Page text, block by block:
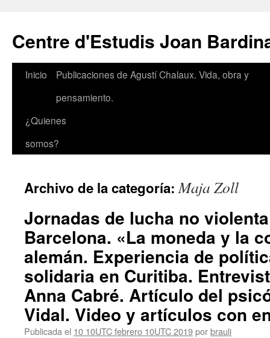
contenido
Centre d'Estudis Joan
Inicio
Publicaciones de Agustí Chalaux. Vida, obra y
pensamiento.
¿Quienes
somos?
Archivo de la categoría:Maja Zoll
Jornadas de lucha no
Barcelona. «La moneda y la
alemán. Experiencia de
solidaria en Curitiba.
Anna Cabré. Artículo del
Vidal. Video y artículos con
Publicada el 10 10UTC febrero 10UTC 2019porbrauli